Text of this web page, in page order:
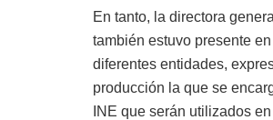
En tanto, la directora
también estuvo presente
diferentes entidades,
producción la que se
INE que serán utilizados